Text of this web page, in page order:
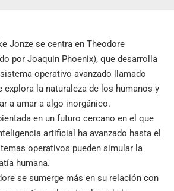
Jonze se centra en Theodore
por Joaquin Phoenix), que desarrolla
operativo avanzado llamado
explora la naturaleza de los humanos y
a amar a algo inorgánico.
en un futuro cercano en el que
artificial ha avanzado hasta el
operativos pueden simular la
humana.
se sumerge más en su relación con